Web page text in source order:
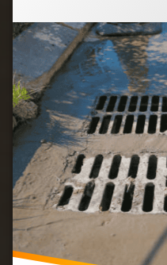
씽
크
수
구
막
힘
아
파
트
하
수
구
막
힘
힘
문
하
수
구
힘
세
면
대
하
수
구
막